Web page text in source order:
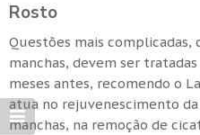
Rosto
Questões mais complicadas,
manchas, devem ser
meses antes, recomendo o
atua no rejuvenescimento
manchas, na remoção de